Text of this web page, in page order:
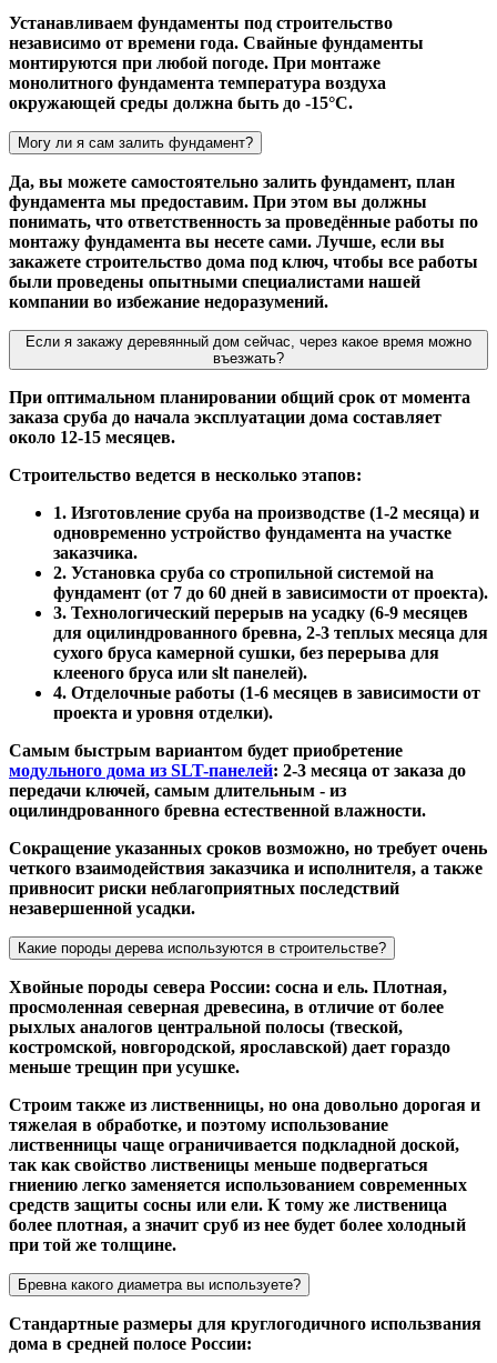
Устанавливаем фундаменты под строительство
независимо от времени года. Свайные фундаменты
монтируются при любой погоде. При монтаже
монолитного фундамента температура воздуха
окружающей среды должна быть до -15°С.
Могу ли я сам залить фундамент?
Да, вы можете самостоятельно залить фундамент, план
фундамента мы предоставим. При этом вы должны
понимать, что ответственность за проведённые работы по
монтажу фундамента вы несете сами. Лучше, если вы
закажете строительство дома под ключ, чтобы все работы
были проведены опытными специалистами нашей
компании во избежание недоразумений.
Если я закажу деревянный дом сейчас, через какое время можно
въезжать?
При оптимальном планировании общий срок от момента
заказа сруба до начала эксплуатации дома составляет
около 12-15 месяцев.
Строительство ведется в несколько этапов:
1. Изготовление сруба на производстве (1-2 месяца) и
одновременно устройство фундамента на участке
заказчика.
2. Установка сруба со стропильной системой на
фундамент (от 7 до 60 дней в зависимости от проекта).
3. Технологический перерыв на усадку (6-9 месяцев
для оцилиндрованного бревна, 2-3 теплых месяца для
сухого бруса камерной сушки, без перерыва для
клееного бруса или slt панелей).
4. Отделочные работы (1-6 месяцев в зависимости от
проекта и уровня отделки).
Самым быстрым вариантом будет приобретение
модульного дома из SLT-панелей: 2-3 месяца от заказа до
передачи ключей, самым длительным - из
оцилиндрованного бревна естественной влажности.
Сокращение указанных сроков возможно, но требует очень
четкого взаимодействия заказчика и исполнителя, а также
привносит риски неблагоприятных последствий
незавершенной усадки.
Какие породы дерева используются в строительстве?
Хвойные породы севера России: сосна и ель. Плотная,
просмоленная северная древесина, в отличие от более
рыхлых аналогов центральной полосы (твеской,
костромской, новгородской, ярославской) дает гораздо
меньше трещин при усушке.
Строим также из лиственницы, но она довольно дорогая и
тяжелая в обработке, и поэтому использование
лиственницы чаще ограничивается подкладной доской,
так как свойство лиственицы меньше подвергаться
гниению легко заменяется использованием современных
средств защиты сосны или ели. К тому же лиственица
более плотная, а значит сруб из нее будет более холодный
при той же толщине.
Бревна какого диаметра вы используете?
Стандартные размеры для круглогодичного использвания
дома в средней полосе России: